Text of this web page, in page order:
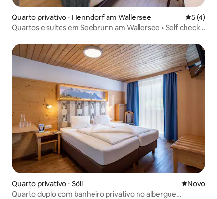
Quarto privativo ⋅ Henndorf am Wallersee 5 de
5 (4)
Quartos e suítes em Seebrunn am Wallersee • Self check-
Quarto privativo ⋅ Söll Novo
Novo
Quarto duplo com banheiro privativo no albergue